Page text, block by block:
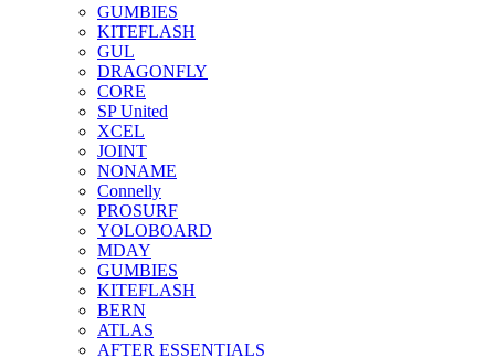
GUMBIES
KITEFLASH
GUL
DRAGONFLY
CORE
SP United
XCEL
JOINT
NONAME
Connelly
PROSURF
YOLOBOARD
MDAY
GUMBIES
KITEFLASH
BERN
ATLAS
AFTER ESSENTIALS